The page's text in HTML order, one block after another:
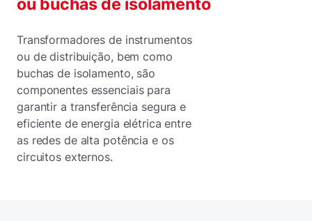
ou buchas de isolamento
Transformadores de instrumentos
ou de distribuição, bem como
buchas de isolamento, são
componentes essenciais para
garantir a transferência segura e
eficiente de energia elétrica entre
as redes de alta potência e os
circuitos externos.